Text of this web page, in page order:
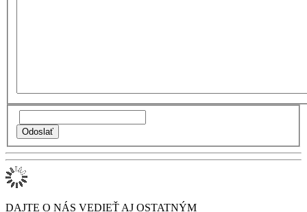
DAJTE O NÁS VEDIEŤ AJ OSTATNÝM